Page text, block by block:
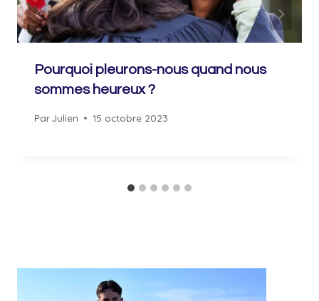
Pourquoi pleurons-nous quand nous
sommes heureux ?
ParJulien 15 octobre 2023